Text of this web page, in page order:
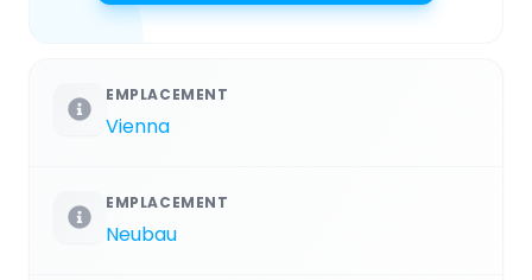
EMPLACEMENT
Vienna
EMPLACEMENT
Neubau